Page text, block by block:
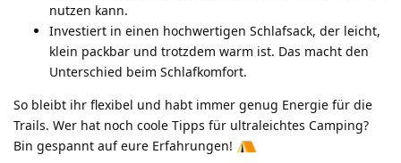
nutzen kann.
Investiert in einen hochwertigen Schlafsack, der leicht,
klein packbar und trotzdem warm ist. Das macht den
Unterschied beim Schlafkomfort.
So bleibt ihr flexibel und habt immer genug Energie für die
Trails. Wer hat noch coole Tipps für ultraleichtes Camping?
Bin gespannt auf eure Erfahrungen!